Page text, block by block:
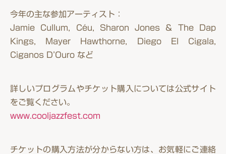
今年の主な参加アーティスト：
Jamie Cullum, Céu, Sharon Jones & The Dap
Kings, Mayer Hawthorne, Diego El Cigala,
Ciganos D’Ouro など
詳しいプログラムやチケット購入については公式サイト
をご覧ください。
www.cooljazzfest.com
チケットの購入方法が分からない方は、お気軽にご連絡